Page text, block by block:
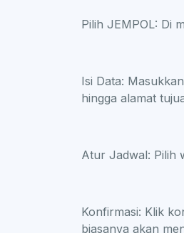
Pilih JEMPOL: Di
Isi Data:
hingga alamat
Atur Jadwal: Pilih
Konfirmasi: Klik
biasanya akan